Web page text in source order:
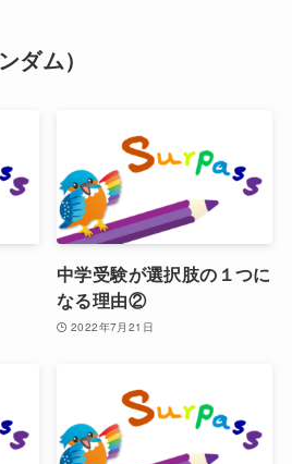
ダム）
中学受験が選択肢の１つに
なる理由②
2022年7月21日